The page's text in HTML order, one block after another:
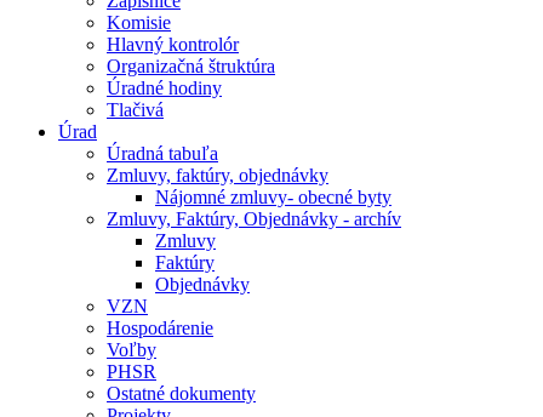
Komisie
Hlavný kontrolór
Organizačná štruktúra
Úradné hodiny
Tlačivá
Úrad
Úradná tabuľa
Zmluvy, faktúry, objednávky
Nájomné zmluvy- obecné byty
Zmluvy, Faktúry, Objednávky - archív
Zmluvy
Faktúry
Objednávky
VZN
Hospodárenie
Voľby
PHSR
Ostatné dokumenty